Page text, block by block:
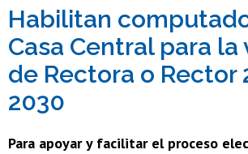
Funcionarias/os
Egresadas/os
Habilitan
Casa Central para la
de Rectora o Rector
2030
Para apoyar y facilitar el proceso